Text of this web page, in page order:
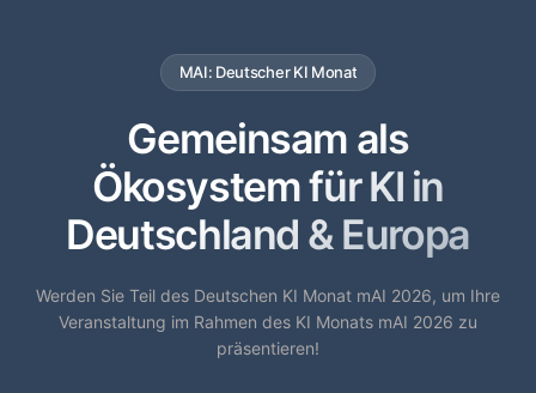
MAI: Deutscher KI Monat
Gemeinsam als
Ökosystem für KI in
Deutschland & Europa
Werden Sie Teil des Deutschen KI Monat mAI 2026, um Ihre
Veranstaltung im Rahmen des KI Monats mAI 2026 zu
präsentieren!